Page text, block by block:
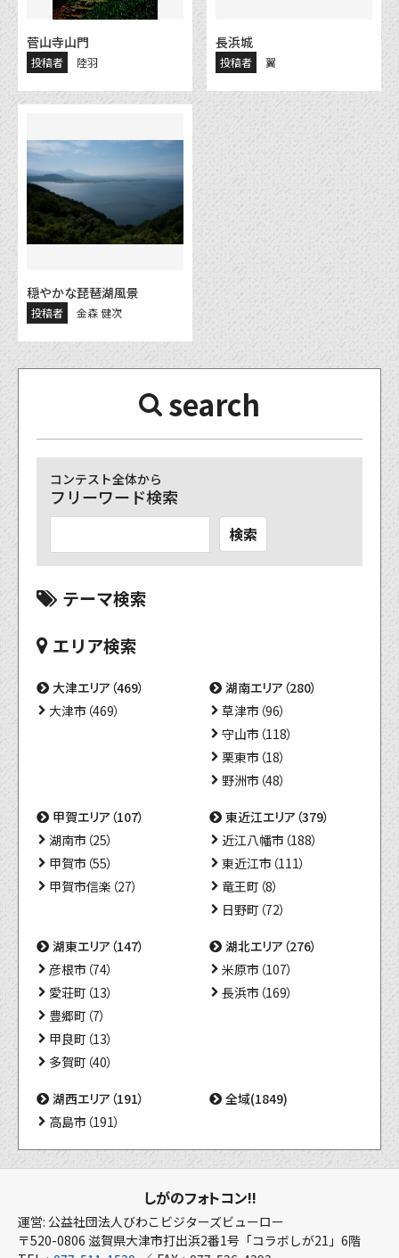
菅山寺山門
投稿者 陸羽
長浜城
投稿者 翼
穏やかな琵琶湖風景
投稿者 金森 健次
search
コンテスト全体から
フリーワード検索
検索
テーマ検索
エリア検索
大津エリア（469）
大津市（469）
湖南エリア（280）
草津市（96）
守山市（118）
栗東市（18）
野洲市（48）
甲賀エリア（107）
湖南市（25）
甲賀市（55）
甲賀市信楽（27）
東近江エリア（379）
近江八幡市（188）
東近江市（111）
竜王町（8）
日野町（72）
湖東エリア（147）
彦根市（74）
愛荘町（13）
豊郷町（7）
甲良町（13）
多賀町（40）
湖北エリア（276）
米原市（107）
長浜市（169）
湖西エリア（191）
高島市（191）
全域(1849)
しがのフォトコン!!
運営: 公益社団法人びわこビジターズビューロー
〒520-0806 滋賀県大津市打出浜2番1号「コラボしが21」6階